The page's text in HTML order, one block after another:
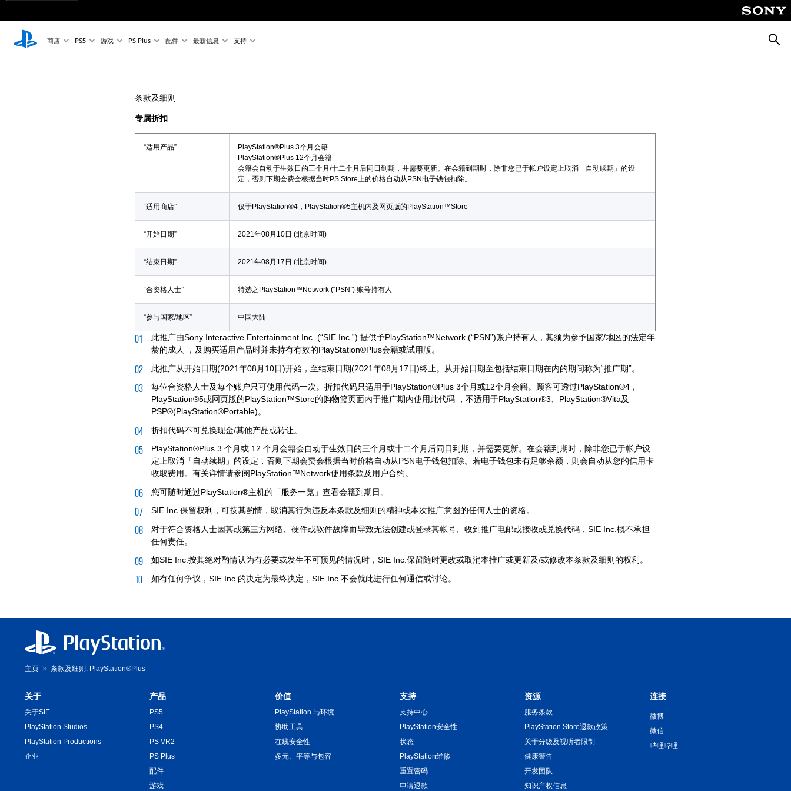
商店 PS5 游戏 PS Plus 配件 最新信息 支持
索
条款及细则
专属折扣
“适用产品”
PlayStation®Plus 3个月会籍
PlayStation®Plus 12个月会籍
会籍会自动于生效日的三个月/十二个月后同日到期，并需要更新。在会籍到期时，除非您已于帐户设定上取消「自动续期」的设
定，否则下期会费会根据当时PS Store上的价格自动从PSN电子钱包扣除。
“适用商店” 仅于PlayStation®4，PlayStation®5主机内及网页版的PlayStation™Store
“开始日期” 2021年08月10日 (北京时间)
“结束日期” 2021年08月17日 (北京时间)
“合资格人士” 特选之PlayStation™Network (“PSN”) 账号持有人
“参与国家/地区” 中国大陆
此推广由Sony Interactive Entertainment Inc. (“SIE Inc.”) 提供予PlayStation™Network (“PSN”)账户持有人，其须为参予国家/地区的法定年
龄的成人 ，及购买适用产品时并未持有有效的PlayStation®Plus会籍或试用版。
此推广从开始日期(2021年08月10日)开始，至结束日期(2021年08月17日)终止。从开始日期至包括结束日期在内的期间称为“推广期”。
每位合资格人士及每个账户只可使用代码一次。折扣代码只适用于PlayStation®Plus 3个月或12个月会籍。顾客可透过PlayStation®4，
PlayStation®5或网页版的PlayStation™Store的购物篮页面内于推广期内使用此代码 ，不适用于PlayStation®3、PlayStation®Vita及
PSP®(PlayStation®Portable)。
折扣代码不可兑换现金/其他产品或转让。
PlayStation®Plus 3 个月或 12 个月会籍会自动于生效日的三个月或十二个月后同日到期，并需要更新。在会籍到期时，除非您已于帐户设
定上取消「自动续期」的设定，否则下期会费会根据当时价格自动从PSN电子钱包扣除。若电子钱包未有足够余额，则会自动从您的信用卡
收取费用。有关详情请参阅PlayStation™Network使用条款及用户合约。
您可随时通过PlayStation®主机的「服务一览」查看会籍到期日。
SIE Inc.保留权利，可按其酌情，取消其行为违反本条款及细则的精神或本次推广意图的任何人士的资格。
对于符合资格人士因其或第三方网络、硬件或软件故障而导致无法创建或登录其帐号、收到推广电邮或接收或兑换代码，SIE Inc.概不承担
任何责任。
如SIE Inc.按其绝对酌情认为有必要或发生不可预见的情况时，SIE Inc.保留随时更改或取消本推广或更新及/或修改本条款及细则的权利。
如有任何争议，SIE Inc.的决定为最终决定，SIE Inc.不会就此进行任何通信或讨论。
主页 条款及细则: PlayStation®Plus
关于
关于SIE
PlayStation Studios
PlayStation Productions
企业
产品
PS5
PS4
PS VR2
PS Plus
配件
游戏
价值
PlayStation 与环境
协助工具
在线安全性
多元、平等与包容
支持
支持中心
PlayStation安全性
状态
PlayStation维修
重置密码
申请退款
资源
服务条款
PlayStation Store退款政策
关于分级及视听者限制
健康警告
开发团队
知识产权信息
连接
微博
微信
哔哩哔哩